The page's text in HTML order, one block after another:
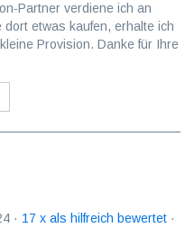
Partner verdiene ich an
dort etwas kaufen, erhalte ich
Provision. Danke für Ihre
· 17 x als hilfreich bewertet ·